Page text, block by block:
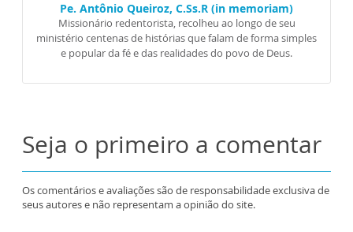
Pe. Antônio Queiroz, C.Ss.R (in memoriam)
Missionário redentorista, recolheu ao longo de seu
ministério centenas de histórias que falam de forma simples
e popular da fé e das realidades do povo de Deus.
Seja o primeiro a comentar
Os comentários e avaliações são de responsabilidade exclusiva de
seus autores e não representam a opinião do site.